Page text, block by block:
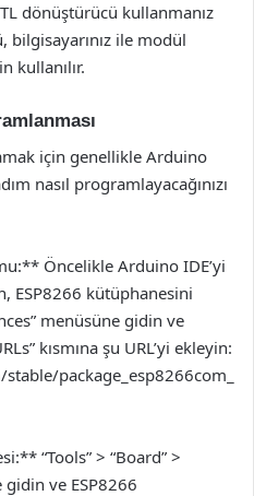
dönüştürücü kullanmanız
bilgisayarınız ile modül
kullanılır.
için genellikle Arduino
nasıl programlayacağınızı
Öncelikle Arduino IDE’yi
ESP8266 kütüphanesini
menüsüne gidin ve
kısmına şu URL’yi ekleyin:
package_esp8266com_
“Tools” > “Board” >
ve ESP8266